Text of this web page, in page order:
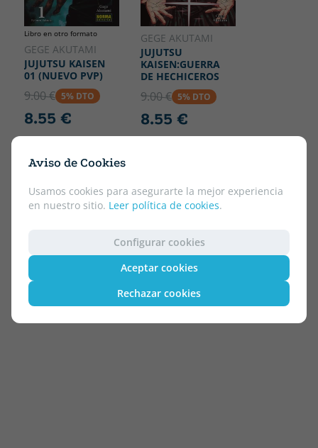
Aviso de Cookies
Usamos cookies para asegurarte la mejor experiencia
en nuestro sitio. Leer política de cookies.
Configurar cookies
Aceptar cookies
Rechazar cookies
Libro en otro formato
GEGE AKUTAMI
JUJUTSU KAISEN
01 (NUEVO PVP)
9.00 € 5% DTO
8.55 €
GEGE AKUTAMI
JUJUTSU
KAISEN:GUERRA
DE HECHICEROS
9.00 € 5% DTO
8.55 €